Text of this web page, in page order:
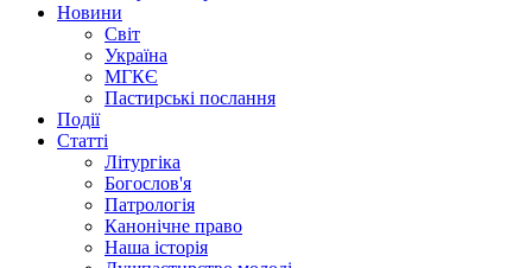
Новини
Світ
Україна
МГКЄ
Пастирські послання
Події
Статті
Літургіка
Богослов'я
Патрологія
Канонічне право
Наша історія